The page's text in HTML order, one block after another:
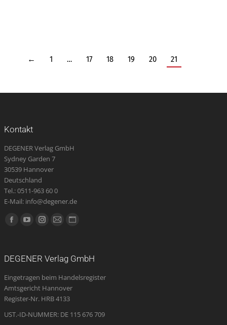
← 1 … 17 18 19 20 21
Kontakt
DEGENER Verlag GmbH
Sydney Garden 7
30539 Hannover
Deutschland
Tel.: 0511-963 60 0
E-Mail: info@degener.de
Finden Sie uns auf:
Facebook
new
window
YouTube
new
window
Instagram
new
window
E-
opens
in
new
Website
new
DEGENER Verlag GmbH
Eingetragen beim Handelsregister
Amtsgericht Hannover
Register-Nr. HRB 4133
UST.-ID-NUMMER: DE 115 676 709